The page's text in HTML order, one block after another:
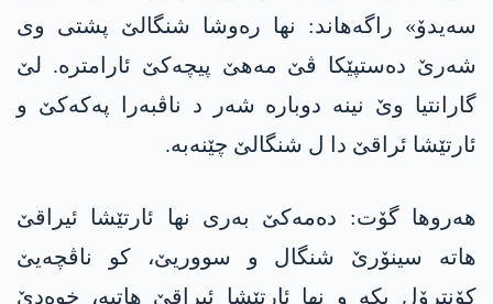
سەیدۆ» راگەھاند: نھا رەوشا شنگالێ پشتی وی
شەرێ دەستپێکا ڤێ مەھێ پیچەکێ ئارامترە. لێ
گارانتیا وێ نینە دوبارە شەر د ناڤبەرا پەکەکێ و
ئارتێشا ئراقێ دا ل شنگالێ چێنەبە.
ھەروھا گۆت: دەمەکێ بەری نھا ئارتێشا ئیراقێ
ھاتە سینۆرێ شنگال و سووریێ، کو ناڤچەیێ
کۆنترۆل بکە و نھا ئارتێشا ئیراقێ ھاتیە، خوەدێ